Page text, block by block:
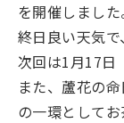
を開催しました
終日良い天気で
次回は1月17日
また、蘆花の
の一環としてお